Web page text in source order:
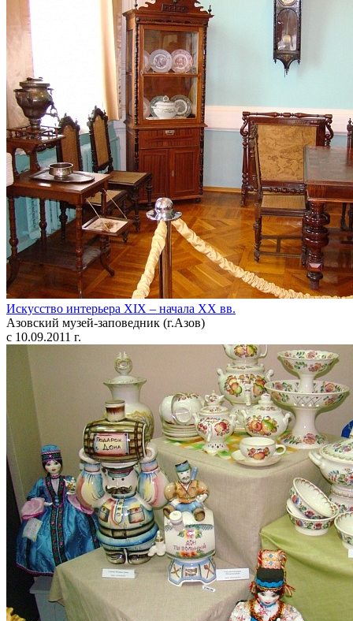
Искусство интерьера XIX – начала XX вв.
Азовский музей-заповедник (г.Азов)
с 10.09.2011 г.